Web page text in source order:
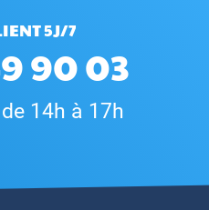
5J/7
90 03
14h à 17h